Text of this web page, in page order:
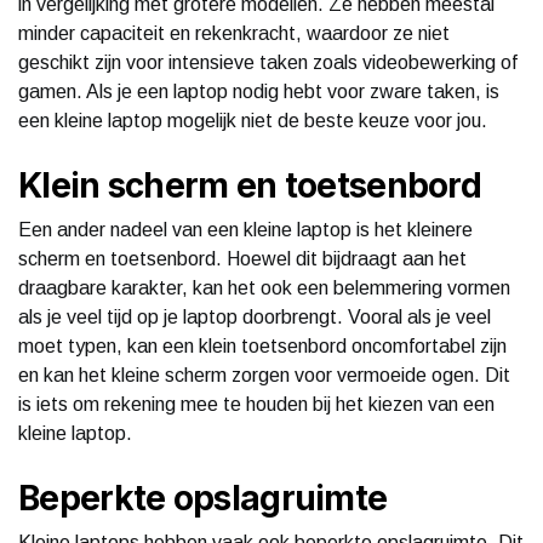
minder capaciteit en rekenkracht, waardoor ze niet
geschikt zijn voor intensieve taken zoals videobewerking of
gamen. Als je een laptop nodig hebt voor zware taken, is
een kleine laptop mogelijk niet de beste keuze voor jou.
Klein scherm en toetsenbord
Een ander nadeel van een kleine laptop is het kleinere
scherm en toetsenbord. Hoewel dit bijdraagt ​​aan het
draagbare karakter, kan het ook een belemmering vormen
als je veel tijd op je laptop doorbrengt. Vooral als je veel
moet typen, kan een klein toetsenbord oncomfortabel zijn
en kan het kleine scherm zorgen voor vermoeide ogen. Dit
is iets om rekening mee te houden bij het kiezen van een
kleine laptop.
Beperkte opslagruimte